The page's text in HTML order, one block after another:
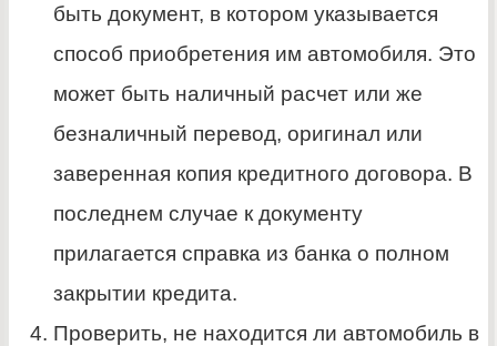
быть документ, в котором указывается
способ приобретения им автомобиля. Это
может быть наличный расчет или же
безналичный перевод, оригинал или
заверенная копия кредитного договора. В
последнем случае к документу
прилагается справка из банка о полном
закрытии кредита.
Проверить, не находится ли автомобиль в